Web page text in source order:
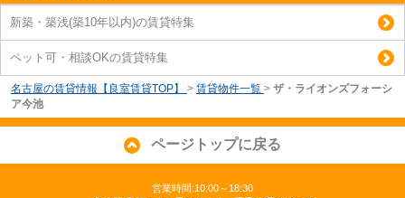
新築・築浅(築10年以内)の賃貸特集
ペット可・相談OKの賃貸特集
名古屋の賃貸情報【良室賃貸TOP】 > 賃貸物件一覧 > ザ・ライオンズフォーシ
ア今池
ページトップに戻る
営業時間:10:00～18:30